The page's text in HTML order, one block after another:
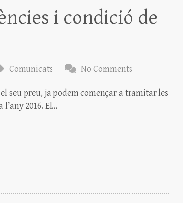
i condició de
Comunicats No Comments
seu preu, ja podem començar a tramitar les
2016. El…